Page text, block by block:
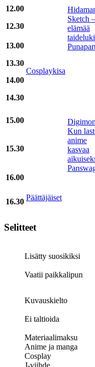
12.00
Sketch –
elämää
12.30
13.00
Cosplaykisa
13.30
14.00
14.30
15.00
Kun
anime
kasvaa
15.30
16.00
16.30 Päättäjäiset
Selitteet
Lisätty suosikiksi
Vaatii paikkalipun
Kuvauskielto
Ei taltioida
Materiaalimaksu
Anime ja manga
Cosplay